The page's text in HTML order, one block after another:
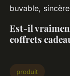
buvable,
Est-il
coffrets
produit